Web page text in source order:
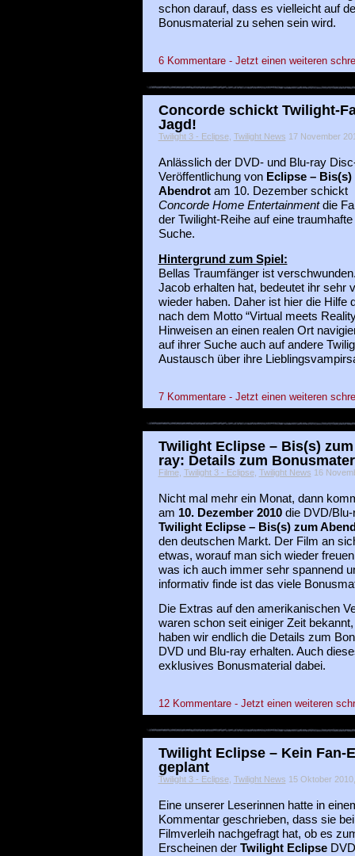
schon darauf, dass es vielleicht auf
Bonusmaterial zu sehen sein wird.
6 Kommentare - Jetzt einen weiteren
Concorde schickt Twilight-
Jagd!
Twilight 3 - Eclipse, Twilight News 17 November
Anlässlich der DVD- und Blu-ray
Veröffentlichung von Eclipse – Bis(s)
Abendrotam 10. Dezember schickt
Concorde Home Entertainmentdie
der Twilight-Reihe auf eine traumhafte
Suche.
Hintergrund zum Spiel:
Bellas Traumfänger ist
Jacob erhalten hat, bedeutet ihr sehr
wieder haben. Daher ist hier die Hilfe
nach dem Motto “Virtual meets
Hinweisen an einen realen Ort
auf ihrer Suche auch auf andere
Austausch über ihre
7 Kommentare - Jetzt einen weiteren
Twilight Eclipse – Bis(s)
ray: Details zum
Filme, Twilight 3 - Eclipse, Twilight News 16
Nicht mal mehr ein Monat, dann
am 10. Dezember 2010die DVD/Blu-
Twilight Eclipse – Bis(s) zum
den deutschen Markt. Der Film an
etwas, worauf man sich wieder
was ich auch immer sehr spannend
informativ finde ist das viele
Die Extras auf den amerikanischen
waren schon seit einiger Zeit
haben wir endlich die Details zum
DVD und Blu-ray erhalten. Auch
exklusives Bonusmaterial dabei.
12 Kommentare - Jetzt einen weiteren
Twilight Eclipse – Kein Fan-
geplant
Twilight 3 - Eclipse, Twilight News 15 Oktober
Eine unserer Leserinnen hatte in
Kommentar geschrieben, dass sie
Filmverleih nachgefragt hat, ob es
Erscheinen der Twilight Eclipse